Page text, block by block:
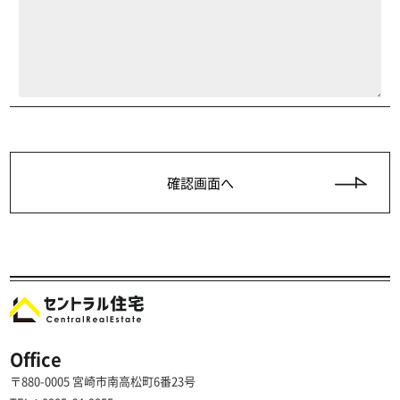
Office
〒880-0005 宮崎市南高松町6番23号